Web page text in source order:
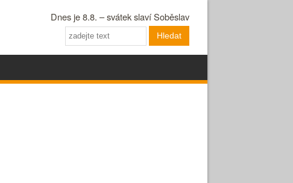
Dnes je 8.8. – svátek slaví Soběslav
Hledat